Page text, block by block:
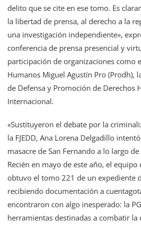
delito que se cite en ese tomo. Es
la libertad de prensa, al derecho a la
una investigación independiente»,
conferencia de prensa presencial y
participación de organizaciones como
Humanos Miguel Agustín Pro (Prodh),
de Defensa y Promoción de Derechos
Internacional.
«Sustituyeron el debate por la
la FJEDD, Ana Lorena Delgadillo
masacre de San Fernando a lo largo
Recién en mayo de este año, el
obtuvo el tomo 221 de un expediente
recibiendo documentación a
encontraron con algo inesperado: la
herramientas destinadas a combatir la